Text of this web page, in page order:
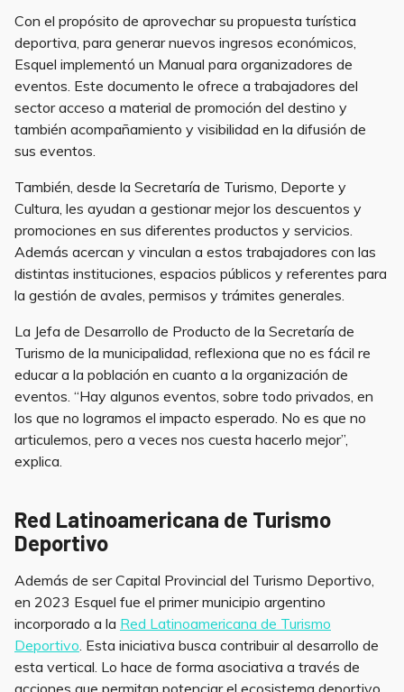
Con el propósito de aprovechar su propuesta turística
deportiva, para generar nuevos ingresos económicos,
Esquel implementó un Manual para organizadores de
eventos. Este documento le ofrece a trabajadores del
sector acceso a material de promoción del destino y
también acompañamiento y visibilidad en la difusión de
sus eventos.
También, desde la Secretaría de Turismo, Deporte y
Cultura, les ayudan a gestionar mejor los descuentos y
promociones en sus diferentes productos y servicios.
Además acercan y vinculan a estos trabajadores con las
distintas instituciones, espacios públicos y referentes para
la gestión de avales, permisos y trámites generales.
La Jefa de Desarrollo de Producto de la Secretaría de
Turismo de la municipalidad, reflexiona que no es fácil re
educar a la población en cuanto a la organización de
eventos. “Hay algunos eventos, sobre todo privados, en
los que no logramos el impacto esperado. No es que no
articulemos, pero a veces nos cuesta hacerlo mejor”,
explica.
Red Latinoamericana de Turismo
Deportivo
Además de ser Capital Provincial del Turismo Deportivo,
en 2023 Esquel fue el primer municipio argentino
incorporado a la Red Latinoamericana de Turismo
Deportivo. Esta iniciativa busca contribuir al desarrollo de
esta vertical. Lo hace de forma asociativa a través de